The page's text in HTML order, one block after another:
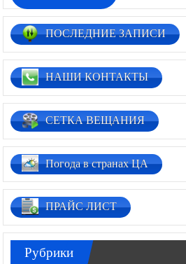
ПОСЛЕДНИЕ ЗАПИСИ
НАШИ КОНТАКТЫ
СЕТКА ВЕЩАНИЯ
Погода в странах ЦА
ПРАЙС ЛИСТ
Рубрики